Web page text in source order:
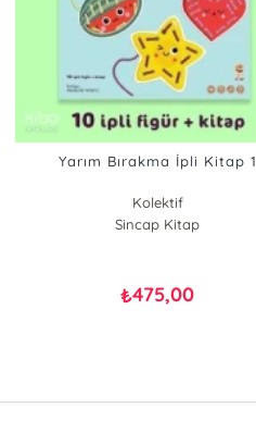
Yarım Bırakma İpli Kitap 1
Kolektif
Sincap Kitap
₺475,00